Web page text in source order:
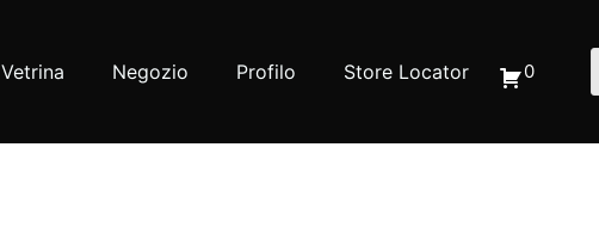
Vetrina Negozio Profilo Store Locator 0